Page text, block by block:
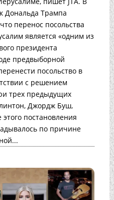
Дональда Трампа
перенос посольства
является «одним из
президента
предвыборной
посольство в
с решением
трех предыдущих
Джордж Буш,
постановления
по причине